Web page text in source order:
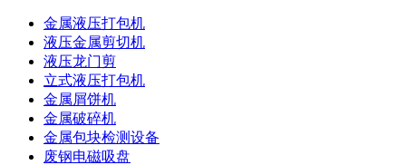
金属液压打包机
液压金属剪切机
液压龙门剪
立式液压打包机
金属屑饼机
金属破碎机
金属包块检测设备
废钢电磁吸盘